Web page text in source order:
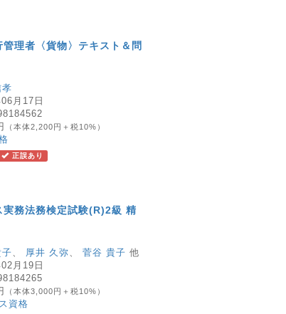
理者〈貨物〉テキスト＆問
月17日
（本体2,200円＋税10%）
正誤あり
務法務検定試験(R)2級 精
、 厚井 久弥、 菅谷 貴子 他
月19日
（本体3,000円＋税10%）
資格